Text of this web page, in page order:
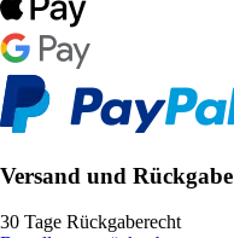
Versand und Rückgabe
30 Tage Rückgaberecht